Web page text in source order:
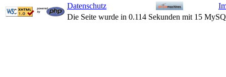
Datenschutz
Die Seite wurde in 0.114 Sekunden mit 15